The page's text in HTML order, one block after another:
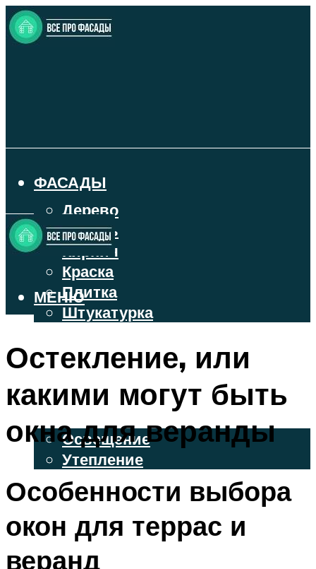
ФАСАДЫ
Дерево
Камень
Кирпич
Краска
Плитка
Штукатурка
ФАСАДНЫЙ САЙДИНГ
ОСВЕЩЕНИЕ И УТЕПЛЕНИЕ
Освещение
Утепление
ДЕКОР
МЕНЮ
МЕНЮ
Остекление, или
какими могут быть
окна для веранды
Особенности выбора
окон для террас и
веранд